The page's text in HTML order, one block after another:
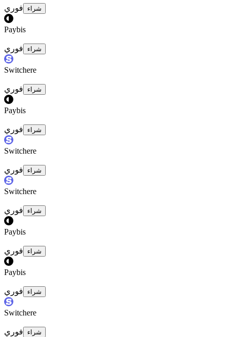
فوري شراء
Paybis
فوري شراء
Switchere
فوري شراء
Paybis
فوري شراء
Switchere
فوري شراء
Switchere
فوري شراء
Paybis
فوري شراء
Paybis
فوري شراء
Switchere
فوري شراء